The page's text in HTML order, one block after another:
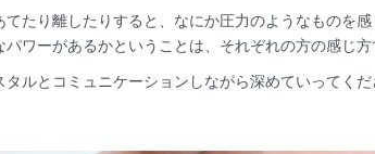
たり離したりすると、なにか圧力のようなものを
ワーがあるかということは、それぞれの方の感じ方
ルとコミュニケーションしながら深めていってくだ